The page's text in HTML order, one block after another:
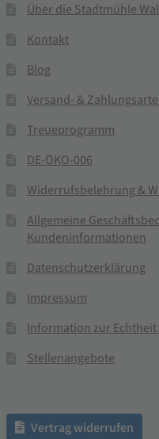
Über die Stadtmühle
Kontakt
Blog
Versand- &
Treueprogramm
DE-ÖKO-006
Widerrufsbelehrung &
Allgemeine
Kundeninformationen
Datenschutzerklärung
Impressum
Information zur
Stellenangebote
Vertrag widerrufen